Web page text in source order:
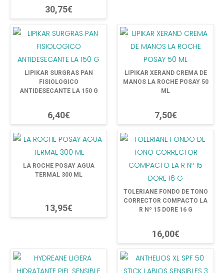
30,75€
LIPIKAR SURGRAS PAN
FISIOLOGICO
ANTIDESECANTE LA 150 G
6,40€
LIPIKAR XERAND CREMA DE
MANOS LA ROCHE POSAY 50
ML
7,50€
LA ROCHE POSAY AGUA
TERMAL 300 ML
13,95€
TOLERIANE FONDO DE TONO
CORRECTOR COMPACTO LA
R Nº 15 DORE 16 G
16,00€